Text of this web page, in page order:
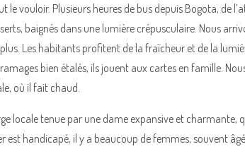
le vouloir. Plusieurs heures de bus depuis Bogota, de
baignés dans une lumière crépusculaire. Nous
Les habitants profitent de la fraîcheur et de la
bien étalés, ils jouent aux cartes en famille.
où il fait chaud.
locale tenue par une dame expansive et charmante,
est handicapé, il y a beaucoup de femmes, souvent